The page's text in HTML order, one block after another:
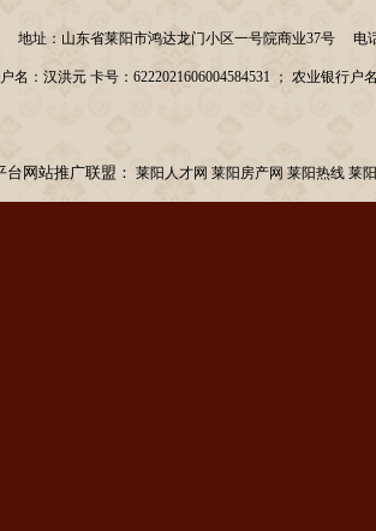
地址：山东省莱阳市鸿达龙门小区一号院商业37号 电话
名：汉洪元 卡号：6222021606004584531 ； 农业银行户
网站推广联盟： 莱阳人才网 莱阳房产网 莱阳热线 莱